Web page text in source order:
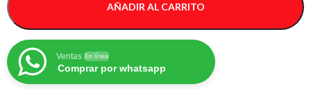
AÑADIR AL CARRITO
Ventas En línea
Comprar por whatsapp